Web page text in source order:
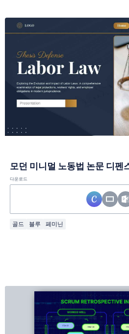
모던 미니멀 노동법 논문 디펜
다운로드
골드 블루 페미닌